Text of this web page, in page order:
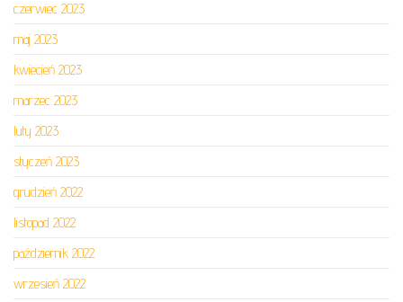
czerwiec 2023
maj 2023
kwiecień 2023
marzec 2023
luty 2023
styczeń 2023
grudzień 2022
listopad 2022
październik 2022
wrzesień 2022